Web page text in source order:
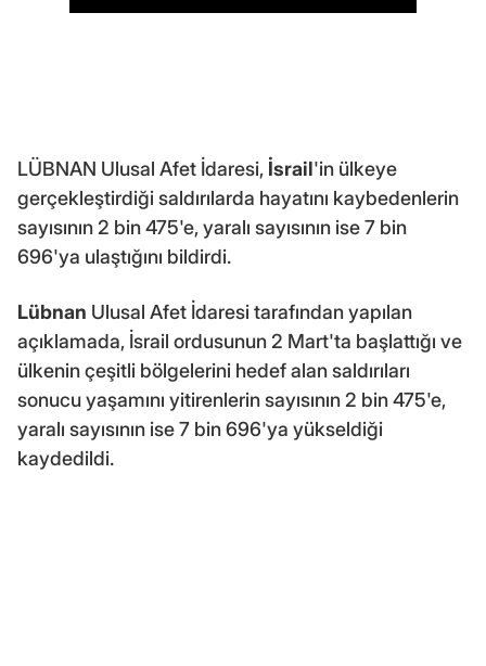
LÜBNAN Ulusal Afet İdaresi, İsrail'in ülkeye
gerçekleştirdiği saldırılarda hayatını kaybedenlerin
sayısının 2 bin 475'e, yaralı sayısının ise 7 bin
696'ya ulaştığını bildirdi.
Lübnan Ulusal Afet İdaresi tarafından yapılan
açıklamada, İsrail ordusunun 2 Mart'ta başlattığı ve
ülkenin çeşitli bölgelerini hedef alan saldırıları
sonucu yaşamını yitirenlerin sayısının 2 bin 475'e,
yaralı sayısının ise 7 bin 696'ya yükseldiği
kaydedildi.